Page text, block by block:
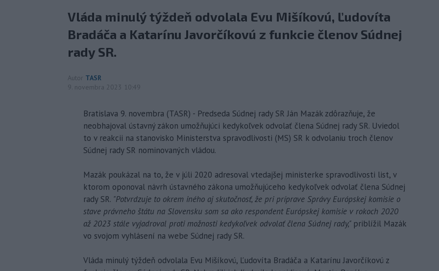
Vláda minulý týždeň odvolala Evu Mišíkovú, Ľudovíta
Bradáča a Katarínu Javorčíkovú z funkcie členov Súdnej
rady SR.
Autor TASR
9. novembra 2023 10:49
Bratislava 9. novembra (TASR) - Predseda Súdnej rady SR Ján Mazák zdôrazňuje, že
neobhajoval ústavný zákon umožňujúci kedykoľvek odvolať člena Súdnej rady SR. Uviedol
to v reakcii na stanovisko Ministerstva spravodlivosti (MS) SR k odvolaniu troch členov
Súdnej rady SR nominovaných vládou.
Mazák poukázal na to, že v júli 2020 adresoval vtedajšej ministerke spravodlivosti list, v
ktorom oponoval návrh ústavného zákona umožňujúceho kedykoľvek odvolať člena Súdnej
rady SR. "Potvrdzuje to okrem iného aj skutočnosť, že pri príprave Správy Európskej komisie o
stave právneho štátu na Slovensku som sa ako respondent Európskej komisie v rokoch 2020
až 2023 stále vyjadroval proti možnosti kedykoľvek odvolať člena Súdnej rady," priblížil Mazák
vo svojom vyhlásení na webe Súdnej rady SR.
Vláda minulý týždeň odvolala Evu Mišíkovú, Ľudovíta Bradáča a Katarínu Javorčíkovú z